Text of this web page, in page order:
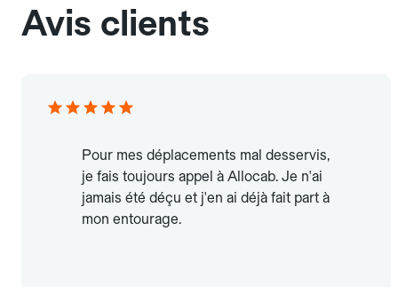
Avis clients
Pour mes déplacements mal desservis,
je fais toujours appel à Allocab. Je n'ai
jamais été déçu et j'en ai déjà fait part à
mon entourage.